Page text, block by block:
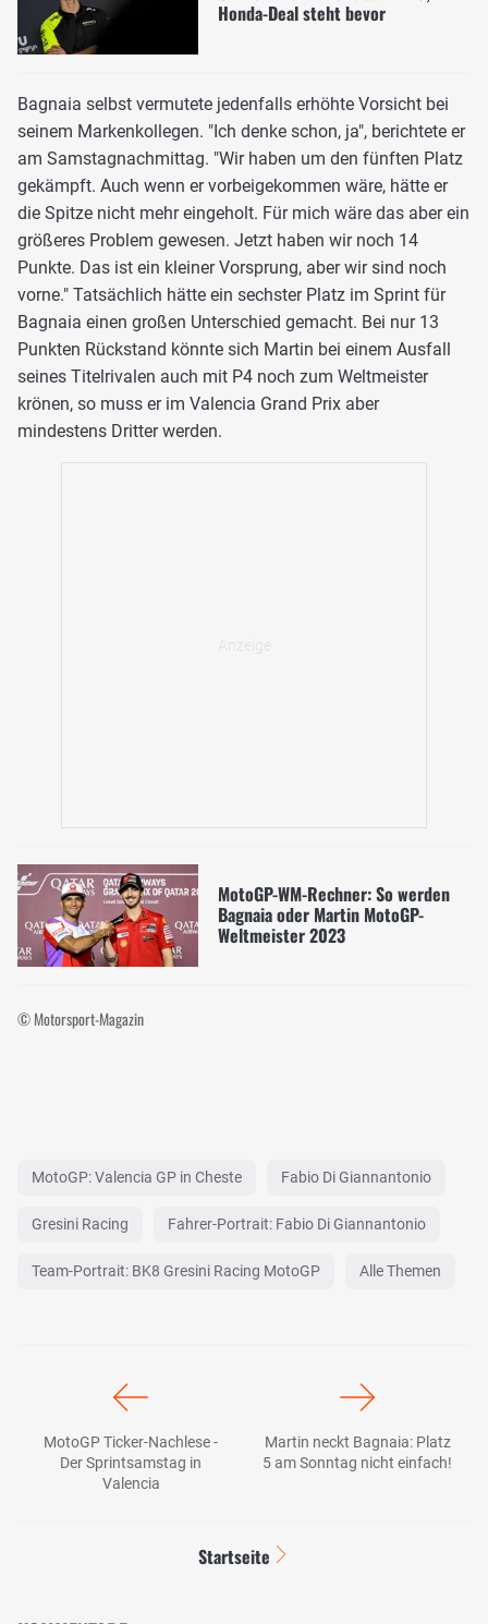
Honda-Deal steht bevor
Bagnaia selbst vermutete jedenfalls erhöhte Vorsicht bei
seinem Markenkollegen. "Ich denke schon, ja", berichtete er
am Samstagnachmittag. "Wir haben um den fünften Platz
gekämpft. Auch wenn er vorbeigekommen wäre, hätte er
die Spitze nicht mehr eingeholt. Für mich wäre das aber ein
größeres Problem gewesen. Jetzt haben wir noch 14
Punkte. Das ist ein kleiner Vorsprung, aber wir sind noch
vorne." Tatsächlich hätte ein sechster Platz im Sprint für
Bagnaia einen großen Unterschied gemacht. Bei nur 13
Punkten Rückstand könnte sich Martin bei einem Ausfall
seines Titelrivalen auch mit P4 noch zum Weltmeister
krönen, so muss er im Valencia Grand Prix aber
mindestens Dritter werden.
MotoGP-WM-Rechner: So werden
Bagnaia oder Martin MotoGP-
Weltmeister 2023
© Motorsport-Magazin
MotoGP: Valencia GP in Cheste Fabio Di Giannantonio
Gresini Racing Fahrer-Portrait: Fabio Di Giannantonio
Team-Portrait: BK8 Gresini Racing MotoGP Alle Themen
MotoGP Ticker-Nachlese -
Der Sprintsamstag in
Valencia
Martin neckt Bagnaia: Platz
5 am Sonntag nicht einfach!
Startseite